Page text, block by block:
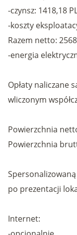
-czynsz: 1418,18
-koszty
Razem netto:
-energia
Opłaty naliczane
wliczonym
Powierzchnia
Powierzchnia
po prezentacji
Internet: